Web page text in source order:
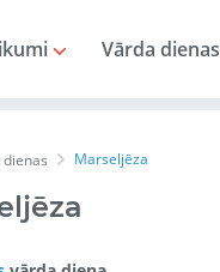
Vārda dienas
Marseljēza